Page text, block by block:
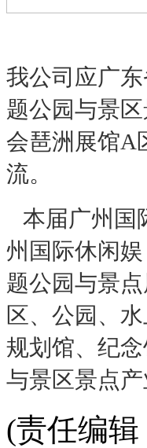
我公司应广
题公园与景
会琶洲展馆A
流。
本届广州国
州国际休闲
题公园与景
区、公园、
规划馆、纪
与景区景点
(责任编辑